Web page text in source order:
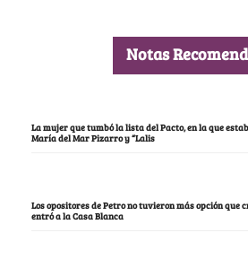
Notas
La mujer que tumbó la lista del Pacto, en la que
María del Mar Pizarro y “Lalis
Los opositores de Petro no tuvieron más opción
entró a la Casa Blanca